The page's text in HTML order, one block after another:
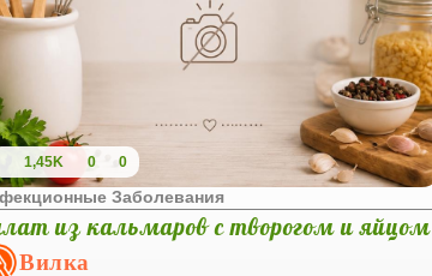
1,45K 0 0
Заболевания
из кальмаров с творогом и яйцом
Вилка